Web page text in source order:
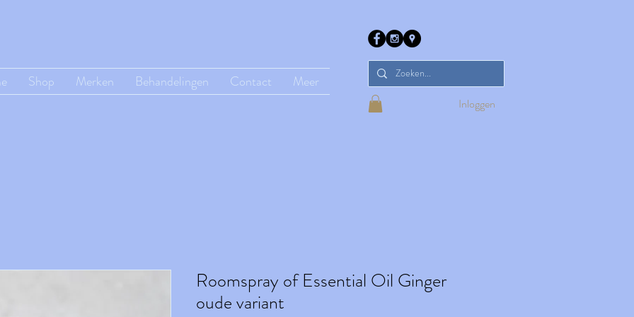
Shop Merken Behandelingen Contact Meer
Inloggen
Roomspray of Essential Oil Ginger
oude variant